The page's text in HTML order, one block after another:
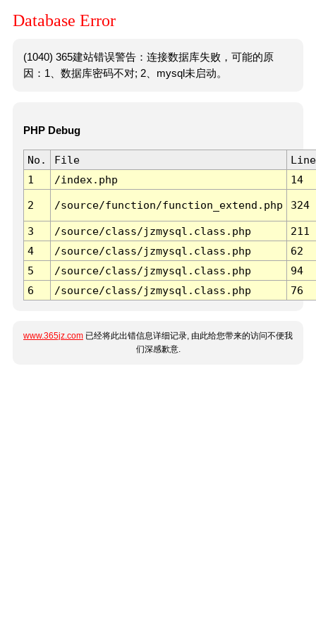
Database Error
(1040) 365建站错误警告：连接数据库失败，可能的原
因：1、数据库密码不对; 2、mysql未启动。
PHP Debug
No. File
Line
1
/index.php 14
2 /source/function/function_extend.php 324
3 /source/class/jzmysql.class.php
211
4
/source/class/jzmysql.class.php
62
5
/source/class/jzmysql.class.php
94
6
/source/class/jzmysql.class.php 76
www.365jz.com 已经将此出错信息详细记录, 由此给您带来的访问不便我
们深感歉意.